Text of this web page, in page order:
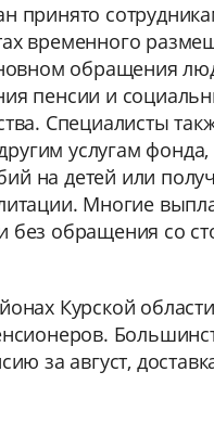
Выключены
ассистент
настройки
принято
временного
обращения
пенсии и
Специалисты
услугам фонда,
на детей или
Многие
без обращения со
Курской области
за август,